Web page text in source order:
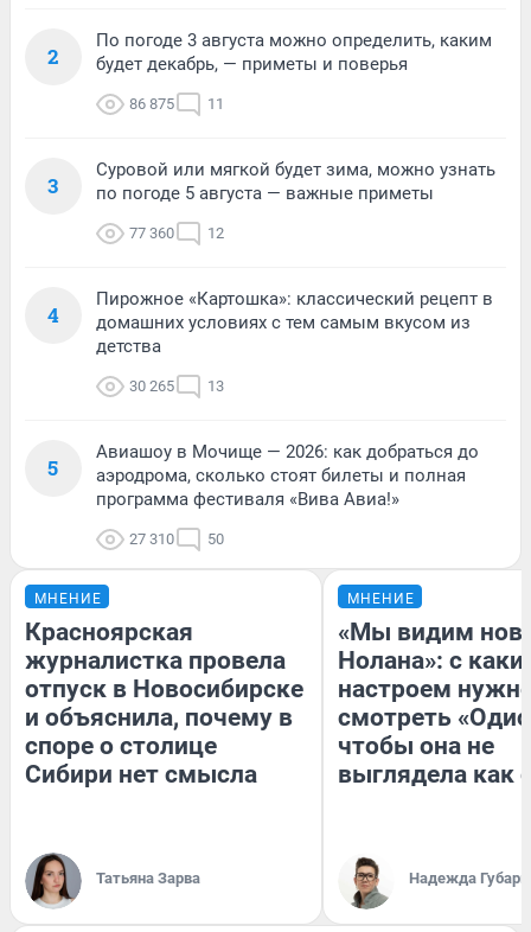
2
По погоде 3 августа можно определить, каким
будет декабрь, — приметы и поверья
86 875 11
3
Суровой или мягкой будет зима, можно узнать
по погоде 5 августа — важные приметы
77 360 12
4
Пирожное «Картошка»: классический рецепт в
домашних условиях с тем самым вкусом из
детства
30 265 13
5
Авиашоу в Мочище — 2026: как добраться до
аэродрома, сколько стоят билеты и полная
программа фестиваля «Вива Авиа!»
27 310 50
МНЕНИЕ
Красноярская
журналистка провела
отпуск в Новосибирске
и объяснила, почему в
споре о столице
Сибири нет смысла
Татьяна Зарва
МНЕНИЕ
«Мы видим
Нолана»: с
настроем
смотреть
чтобы она не
выглядела как
Надежда Губарь